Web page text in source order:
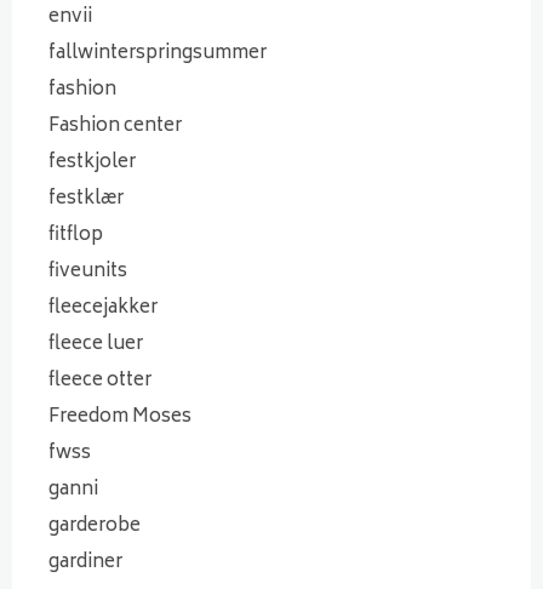
envii
fallwinterspringsummer
fashion
Fashion center
festkjoler
festklær
fitflop
fiveunits
fleecejakker
fleece luer
fleece otter
Freedom Moses
fwss
ganni
garderobe
gardiner